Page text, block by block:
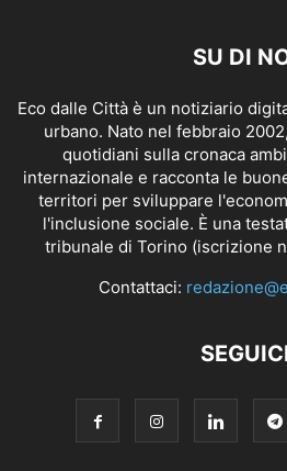
SU DI
Eco dalle Città è un notiziario
urbano. Nato nel febbraio
quotidiani sulla cronaca
internazionale e racconta le
territori per sviluppare
l'inclusione sociale. È una
tribunale di Torino (iscrizione
Contattaci: